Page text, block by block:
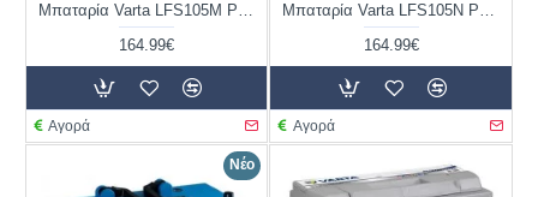
Μπαταρία Varta LFS105M Profesional Marine | 820 054 080 | 105AH / Volt:12 / EN: 800 / Πολικότητα: Βιδα Αριστερα και Δέξια (Κέντρο)
164.99€
Αγορά
Μπαταρία Varta LFS105N Profesional Marine | 820 054 080 | 105AH / Volt:12 / EN: 800 / Πολικότητα: Αριστερα και Δέξια (Κέντρο)
164.99€
Αγορά
Νέο